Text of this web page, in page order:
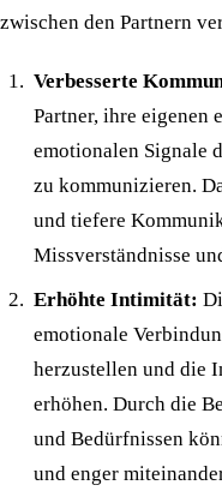
zwischen den Partnern
Verbesserte
Partner, ihre eigenen
emotionalen Signale
zu kommunizieren.
und tiefere
Missverständnisse
Erhöhte Intimität:
emotionale
herzustellen und die
erhöhen. Durch die
und Bedürfnissen
und enger